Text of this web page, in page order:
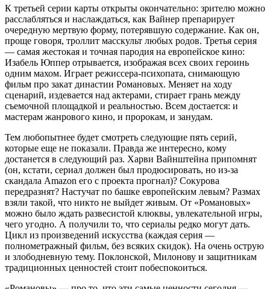
К третьей серии карты открыты окончательно: зрителю можно
расслабляться и наслаждаться, как Вайнер препарирует
очередную мертвую форму, потерявшую содержание. Как он,
проще говоря, троллит масскульт любых родов. Третья серия
— самая жестокая и точная пародия на европейское кино:
Изабель Юппер отрывается, изображая всех своих героинь
одним махом. Играет режиссера-психопата, снимающую
фильм про закат династии Романовых. Меняет на ходу
сценарий, издевается над актерами, стирает грань между
съемочной площадкой и реальностью. Всем достается: и
мастерам жанрового кино, и пророкам, и занудам.
Тем любопытнее будет смотреть следующие пять серий,
которые еще не показали. Правда же интересно, кому
достанется в следующий раз. Харви Вайнштейна припомнят
(он, кстати, сериал должен был продюсировать, но из-за
скандала Amazon его с проекта прогнал)? Сокурова
передразнят? Настучат по башке европейским левым? Размах
взяли такой, что никто не выйдет живым. От «Романовых»
можно было ждать развесистой клюквы, увлекательной игры,
чего угодно. А получили то, что сериалы редко могут дать.
Цикл из произведений искусства (каждая серия —
полнометражный фильм, без всяких скидок). На очень острую
и злободневную тему. Поклонской, Милонову и защитникам
традиционных ценностей стоит побеспокоиться.